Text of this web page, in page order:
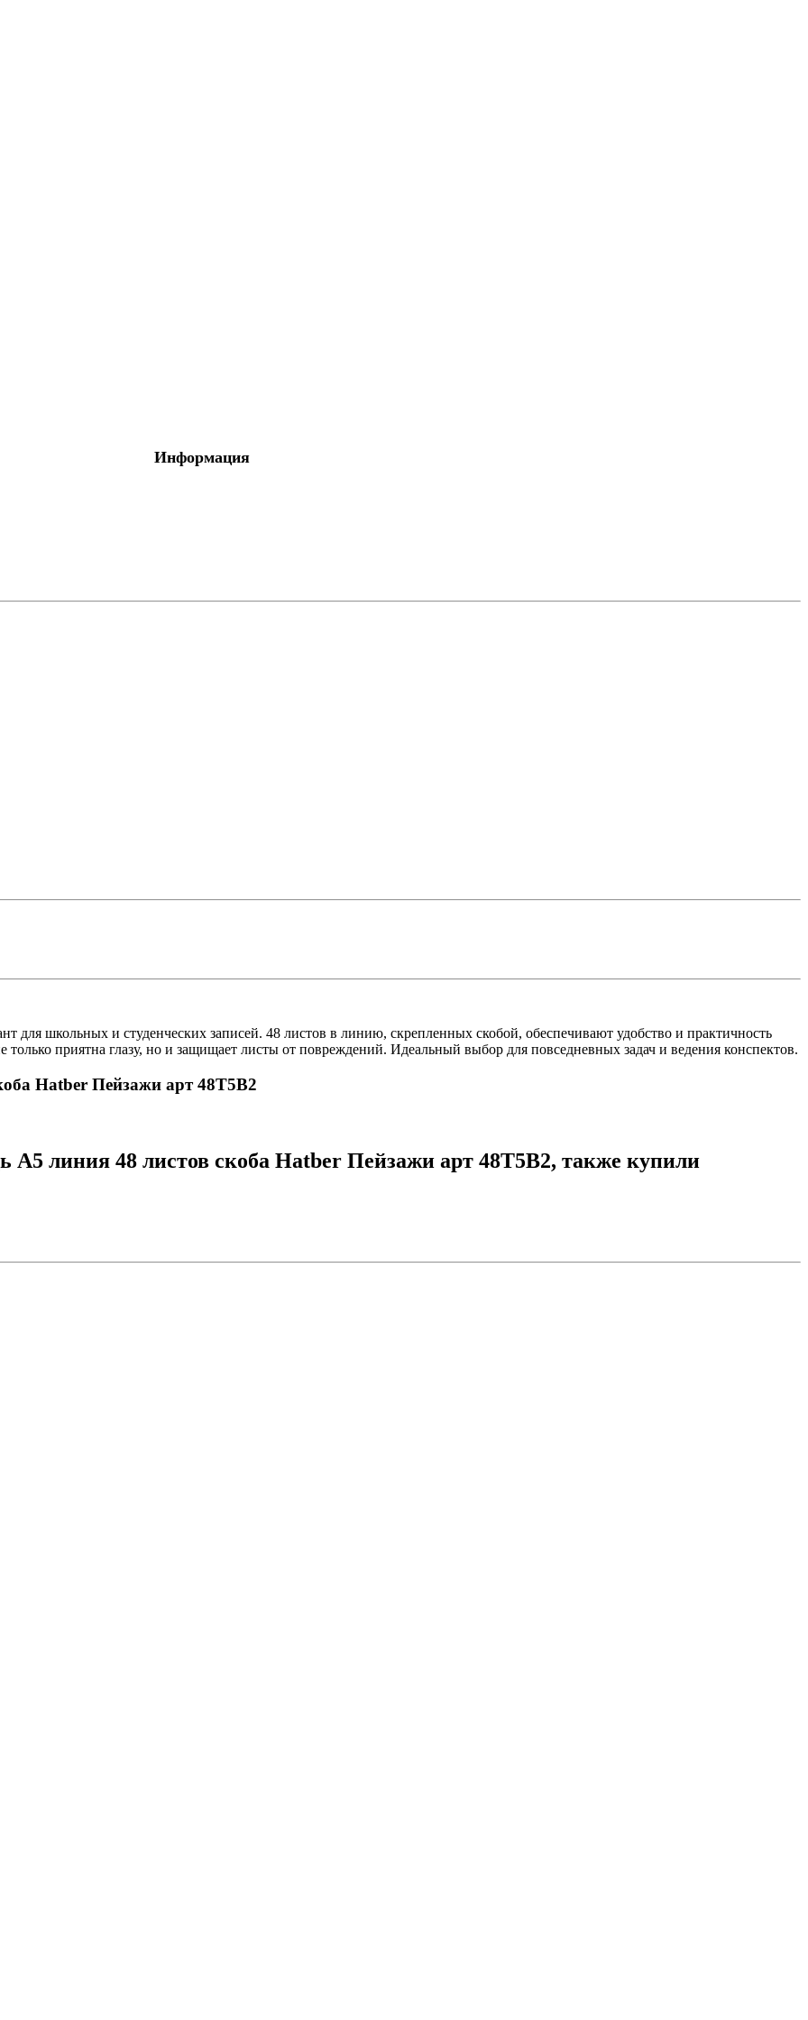
Информация
для школьных и студенческих записей. 48 листов в линию, скрепленных скобой, обеспечивают удобство и практичность
приятна глазу, но и защищает листы от повреждений. Идеальный выбор для повседневных задач и ведения конспектов.
Hatber Пейзажи арт 48Т5В2
А5 линия 48 листов скоба Hatber Пейзажи арт 48Т5В2, также купили